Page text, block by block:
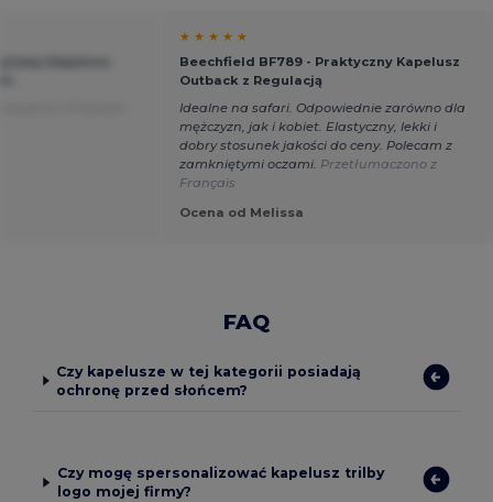
★ ★ ★ ★ ★
Beechfield BF789 - Praktyczny Kapelusz
Outback z Regulacją
Idealne na safari. Odpowiednie zarówno dla
mężczyzn, jak i kobiet. Elastyczny, lekki i
dobry stosunek jakości do ceny. Polecam z
zamkniętymi oczami. Przetłumaczono z
Français
Ocena od Melissa
FAQ
Czy kapelusze w tej kategorii posiadają
ochronę przed słońcem?
Czy mogę spersonalizować kapelusz trilby
logo mojej firmy?